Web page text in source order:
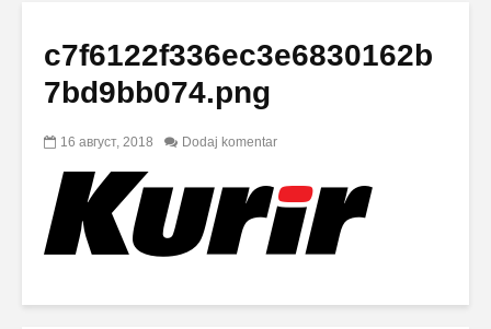
c7f6122f336ec3e6830162b
7bd9bb074.png
16 август, 2018 Dodaj komentar